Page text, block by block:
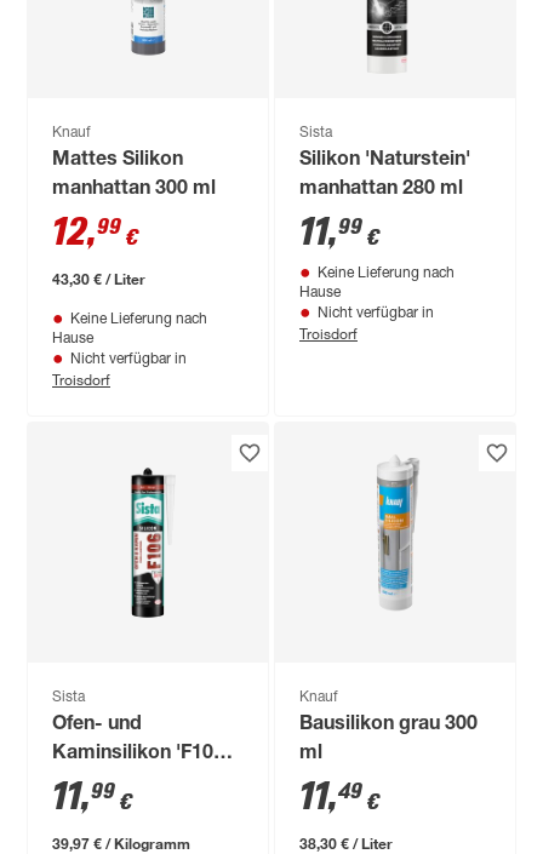
Knauf
Mattes Silikon
manhattan 300 ml
12,99 €
43,30 € / Liter
Keine Lieferung nach
Hause
Nicht verfügbar in
Troisdorf
Sista
Silikon 'Naturstein'
manhattan 280 ml
11,99 €
Keine Lieferung nach
Hause
Nicht verfügbar in
Troisdorf
Sista
Ofen- und
Kaminsilikon 'F106'
rot 300 ml
11,99 €
39,97 € / Kilogramm
Knauf
Bausilikon grau 300
ml
11,49 €
38,30 € / Liter